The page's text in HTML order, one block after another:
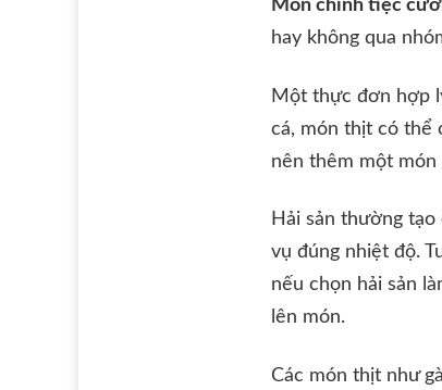
Món chính tiệc
hay không qua
Một thực đơn hợp
cá, món thịt có thể
nên thêm một món
Hải sản thường tạo
vụ đúng nhiệt độ.
nếu chọn hải sản
lên món.
Các món thịt như